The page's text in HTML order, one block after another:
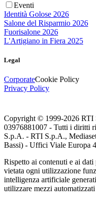
Eventi
Identità Golose 2026
Salone del Risparmio 2026
Fuorisalone 2026
L'Artigiano in Fiera 2025
Legal
CorporateCookie Policy
Privacy Policy
Copyright © 1999-2026 RTI
03976881007 - Tutti i diritti
S.p.A. - RTI S.p.A.,
Bassi) - Uffici Viale Europa
Rispetto ai contenuti e ai
vietata ogni utilizzazione
intelligenza artificiale
utilizzare mezzi